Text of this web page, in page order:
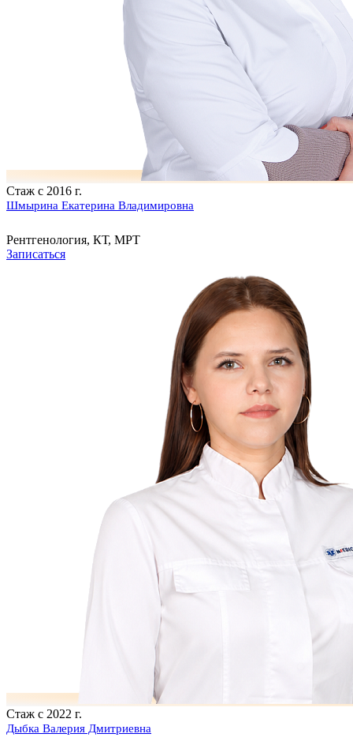
Стаж с 2016 г.
Шмырина Екатерина Владимировна
Рентгенология, КТ, МРТ
Записаться
Стаж с 2022 г.
Дыбка Валерия Дмитриевна